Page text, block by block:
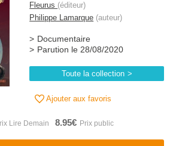
Fleurus (éditeur)
Philippe Lamarque (auteur)
Documentaire
Parution le 28/08/2020
Toute la collection
Ajouter aux favoris
8.95€